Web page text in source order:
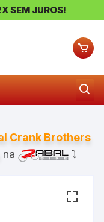
SEM JUROS!
Crank Brothers
na ⤵